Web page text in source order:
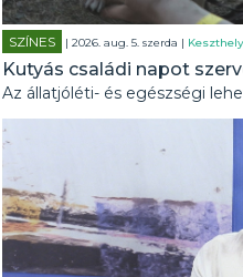
SZÍNES | 2026. aug. 5. szerda | Keszthely
Kutyás családi napot
Az állatjóléti- és egészségi